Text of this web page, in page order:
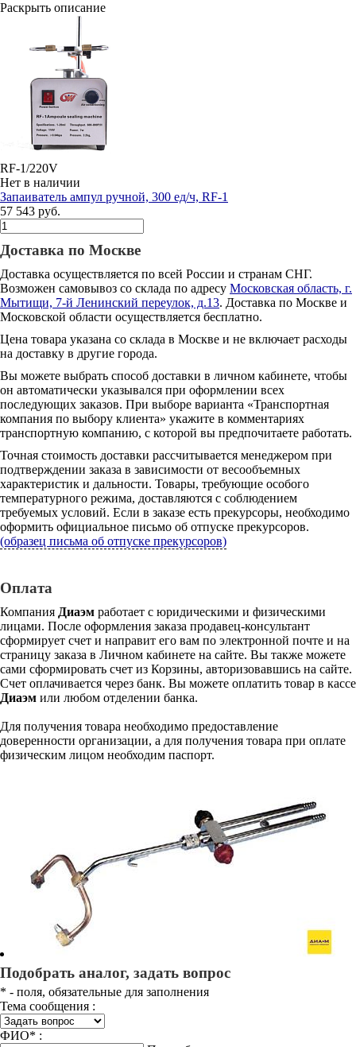
Раскрыть описание
RF-1/220V
Нет в наличии
Запаиватель ампул ручной, 300 ед/ч, RF-1
57 543 руб.
Доставка по Москве
Доставка осуществляется по всей России и странам СНГ.
Возможен самовывоз со склада по адресу Московская область, г.
Мытищи, 7-й Ленинский переулок, д.13. Доставка по Москве и
Московской области осуществляется бесплатно.
Цена товара указана со склада в Москве и не включает расходы
на доставку в другие города.
Вы можете выбрать способ доставки в личном кабинете, чтобы
он автоматически указывался при оформлении всех
последующих заказов. При выборе варианта «Транспортная
компания по выбору клиента» укажите в комментариях
транспортную компанию, с которой вы предпочитаете работать.
Точная стоимость доставки рассчитывается менеджером при
подтверждении заказа в зависимости от весообъемных
характеристик и дальности. Товары, требующие особого
температурного режима, доставляются с соблюдением
требуемых условий. Если в заказе есть прекурсоры, необходимо
оформить официальное письмо об отпуске прекурсоров.
(образец письма об отпуске прекурсоров)
Оплата
Компания Диаэм работает с юридическими и физическими
лицами. После оформления заказа продавец-консультант
сформирует счет и направит его вам по электронной почте и на
страницу заказа в Личном кабинете на сайте. Вы также можете
сами сформировать счет из Корзины, авторизовавшись на сайте.
Счет оплачивается через банк. Вы можете оплатить товар в кассе
Диаэм или любом отделении банка.
Для получения товара необходимо предоставление
доверенности организации, а для получения товара при оплате
физическим лицом необходим паспорт.
Подобрать аналог, задать вопрос
* - поля, обязательные для заполнения
Тема сообщения :
ФИО* :